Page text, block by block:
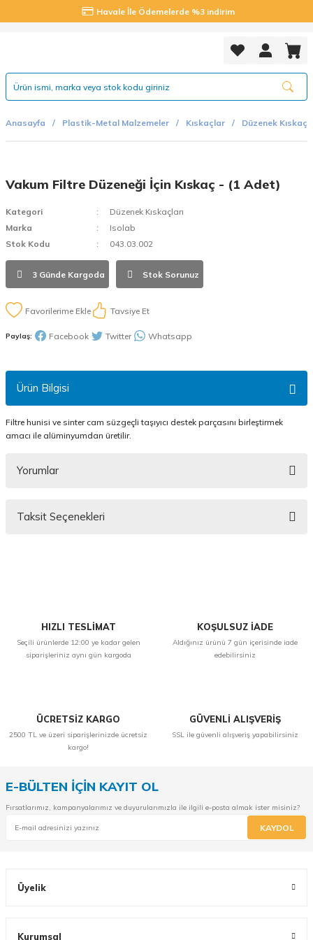
Havale İle Ödemelerde %3 indirim
Anasayfa Plastik-Metal Malzemeler Kıskaçlar Düzenek
Vakum Filtre Düzeneği İçin Kıskaç - (1 Adet)
Kategori
Düzenek Kıskaçları
Marka
Isolab
Stok Kodu
043.03.002
3 Günde Kargoda Stok Sorunuz
Tavsiye Et
Paylaş: Facebook Twitter Whatsapp
Ürün Bilgisi
Filtre hunisi ve sinter cam süzgeçli taşıyıcı destek parçasını birleştirmek
amacı ile alüminyumdan üretilir.
Yorumlar
Taksit Seçenekleri
HIZLI TESLİMAT
Seçili ürünlerde 12:00 ye kadar gelen
siparişleriniz aynı gün kargoda
KOŞULSUZ İADE
Aldığınız ürünü 7 gün içerisinde iade
edebilirsiniz
ÜCRETSİZ KARGO
2500 TL ve üzeri siparişlerinizde ücretsiz
kargo!
GÜVENLİ ALIŞVERİŞ
SSL ile güvenli alışveriş yapabilirsiniz
E-BÜLTEN İÇİN KAYIT OL
Fırsatlarımız, kampanyalarımız ve duyurularımızla ile ilgili e-posta almak ister misiniz?
KAYDOL
Üyelik
Kurumsal